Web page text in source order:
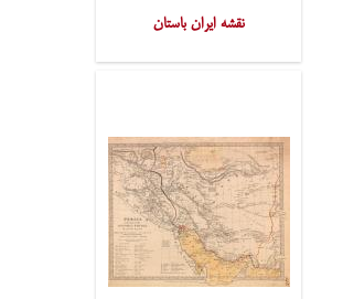
نقشه ایران باستان